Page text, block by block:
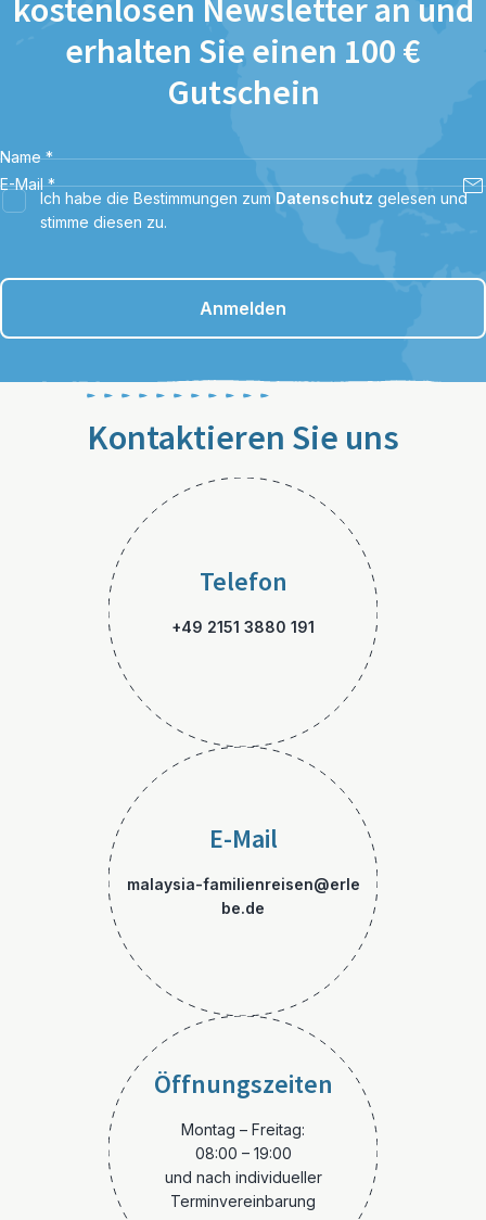
kostenlosen Newsletter an und
erhalten Sie einen 100 €
Gutschein
Name *
E-Mail *
Ich habe die Bestimmungen zum Datenschutz gelesen und
stimme diesen zu.
Anmelden
Kontaktieren Sie uns
Telefon
+49 2151 3880 191
E-Mail
malaysia-familienreisen@erle
be.de
Öffnungszeiten
Montag – Freitag:
08:00 – 19:00
und nach individueller
Terminvereinbarung